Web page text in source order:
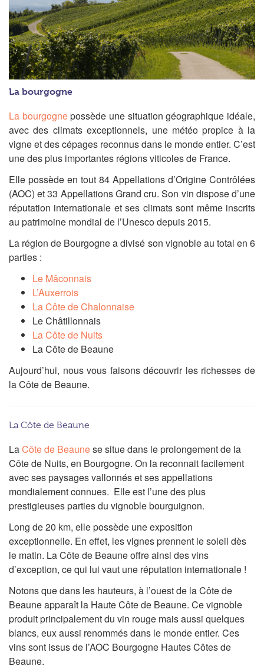
La bourgogne
La bourgognepossède une situation géographique idéale,
avec des climats exceptionnels, une météo propice à la
vigne et des cépages reconnus dans le monde entier. C’est
une des plus importantes régions viticoles de France.
Elle possède en tout 84 Appellations d’Origine Contrôlées
(AOC) et 33 Appellations Grand cru. Son vin dispose d’une
réputation internationale et ses climats sont même inscrits
au patrimoine mondial de l’Unesco depuis 2015.
La région de Bourgogne a divisé son vignoble au total en 6
parties :
Le Mâconnais
L’Auxerrois
La Côte de Chalonnaise
Le Châtillonnais
La Côte de Nuits
La Côte de Beaune
Aujourd’hui, nous vous faisons découvrir les richesses de
la Côte de Beaune.
La Côte de Beaune
LaCôte de Beaunese situe dans le prolongement de la
Côte de Nuits, en Bourgogne. On la reconnait facilement
avec ses paysages vallonnés et ses appellations
mondialement connues. Elle est l’une des plus
prestigieuses parties du vignoble bourguignon.
Long de 20 km, elle possède une exposition
exceptionnelle. En effet, les vignes prennent le soleil dès
le matin. La Côte de Beaune offre ainsi des vins
d’exception, ce qui lui vaut une réputation internationale !
Notons que dans les hauteurs, à l’ouest de la Côte de
Beaune apparaît la Haute Côte de Beaune. Ce vignoble
produit principalement du vin rouge mais aussi quelques
blancs, eux aussi renommés dans le monde entier. Ces
vins sont issus de l’AOC Bourgogne Hautes Côtes de
Beaune.